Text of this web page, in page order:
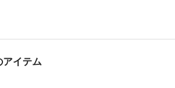
アイテム